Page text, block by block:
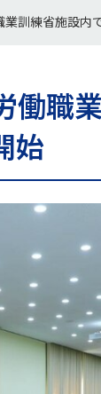
訓練省施設内
働職
始